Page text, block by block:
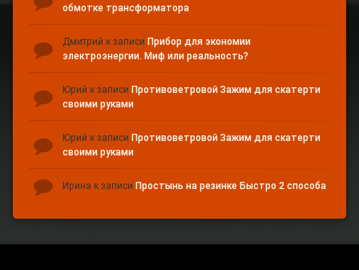
обмотке трансформатора
Дмитрий к записи Прибор для экономии
электроэнергии. Миф или реальность?
Юрий к записи Противоветровой Зажим для скатерти
своими руками
Юрий к записи Противоветровой Зажим для скатерти
своими руками
Ирина к записи Простынь на резинке Быстро 2 способа